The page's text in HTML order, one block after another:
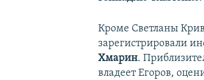
Кроме Светланы
зарегистрировали
Хмарин.
владеет Егоров,